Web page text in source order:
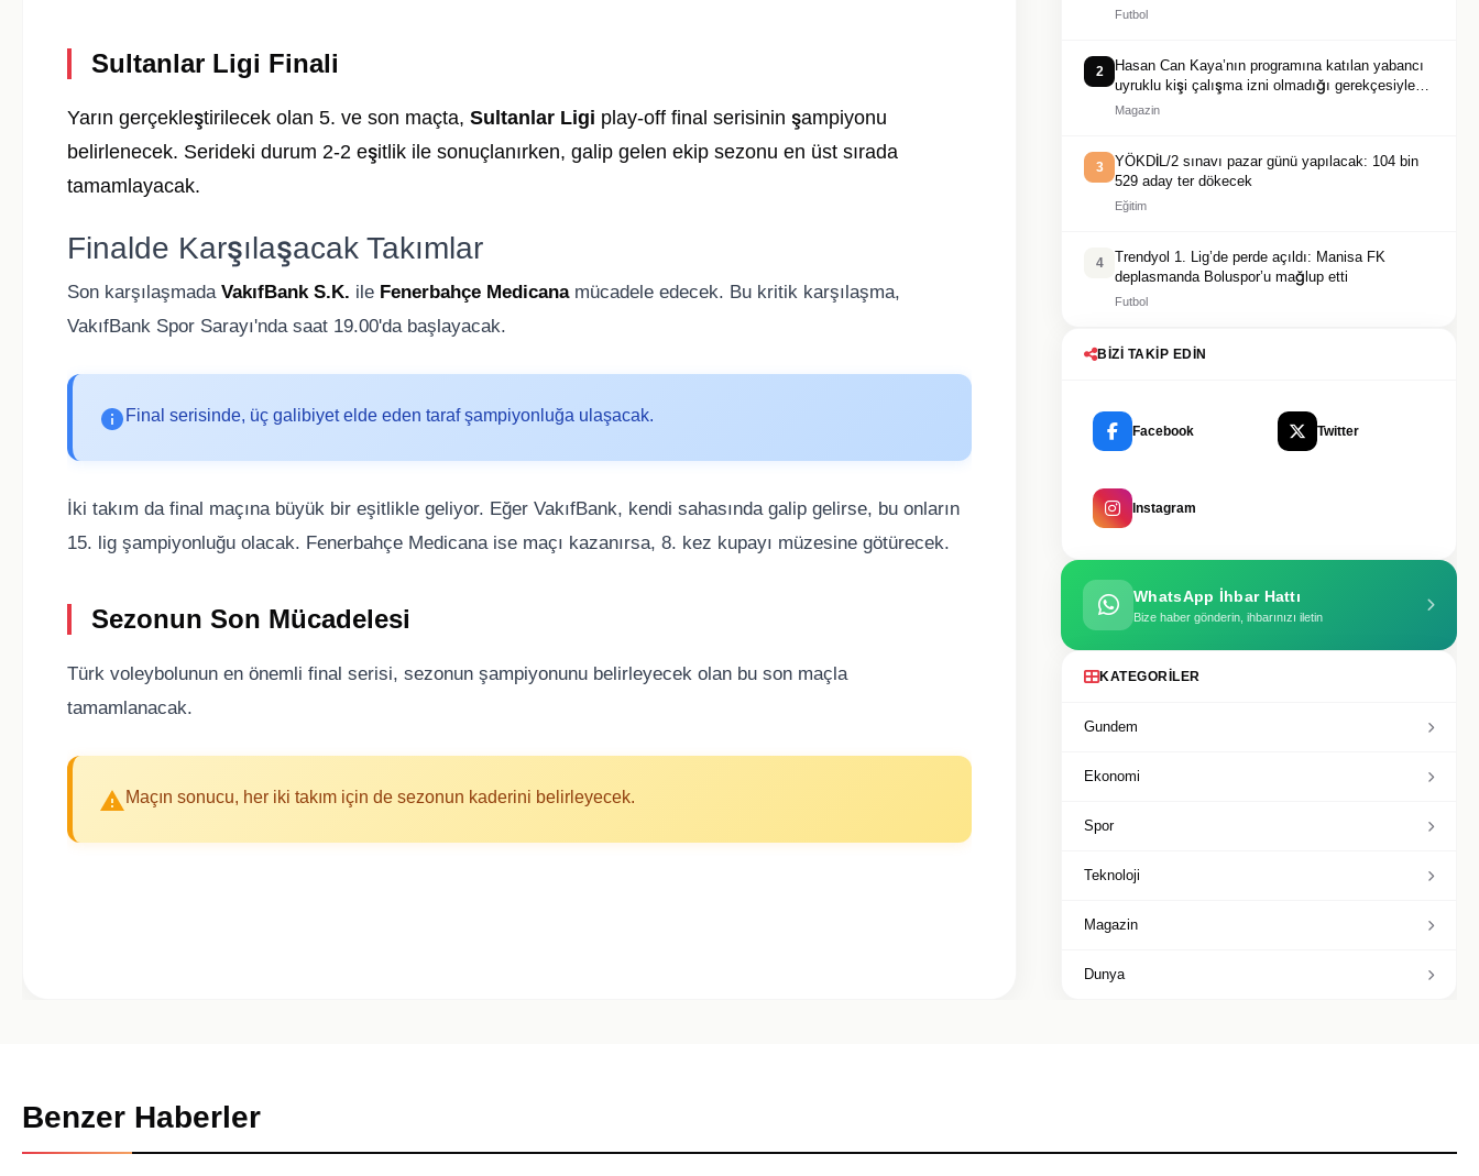
Sultanlar Ligi Finali
Yarın gerçekleştirilecek olan 5. ve son maçta, Sultanlar Ligi play-off final serisinin şampiyonu
belirlenecek. Serideki durum 2-2 eşitlik ile sonuçlanırken, galip gelen ekip sezonu en üst sırada
tamamlayacak.
Finalde Karşılaşacak Takımlar
Son karşılaşmada VakıfBank S.K. ile Fenerbahçe Medicanamücadele edecek. Bu kritik karşılaşma,
VakıfBank Spor Sarayı'nda saat 19.00'da başlayacak.
Final serisinde, üç galibiyet elde eden taraf şampiyonluğa ulaşacak.
İki takım da final maçına büyük bir eşitlikle geliyor. Eğer VakıfBank, kendi sahasında galip gelirse, bu onların
15. lig şampiyonluğu olacak. Fenerbahçe Medicana ise maçı kazanırsa, 8. kez kupayı müzesine götürecek.
Sezonun Son Mücadelesi
Türk voleybolunun en önemli final serisi, sezonun şampiyonunu belirleyecek olan bu son maçla
tamamlanacak.
Maçın sonucu, her iki takım için de sezonun kaderini belirleyecek.
Futbol
2
Hasan Can Kaya’nın programına katılan yabancı
uyruklu kişi çalışma izni olmadığı gerekçesiyle
gözaltına alındı
Magazin
3
YÖKDİL/2 sınavı pazar günü yapılacak: 104 bin
529 aday ter dökecek
Eğitim
4
Trendyol 1. Lig’de perde açıldı: Manisa FK
deplasmanda Boluspor’u mağlup etti
Futbol
BIZI TAKIP EDIN
Facebook Twitter
Instagram
WhatsApp İhbar Hattı
Bize haber gönderin, ihbarınızı iletin
KATEGORILER
Gundem
Ekonomi
Spor
Teknoloji
Magazin
Dunya
Benzer Haberler